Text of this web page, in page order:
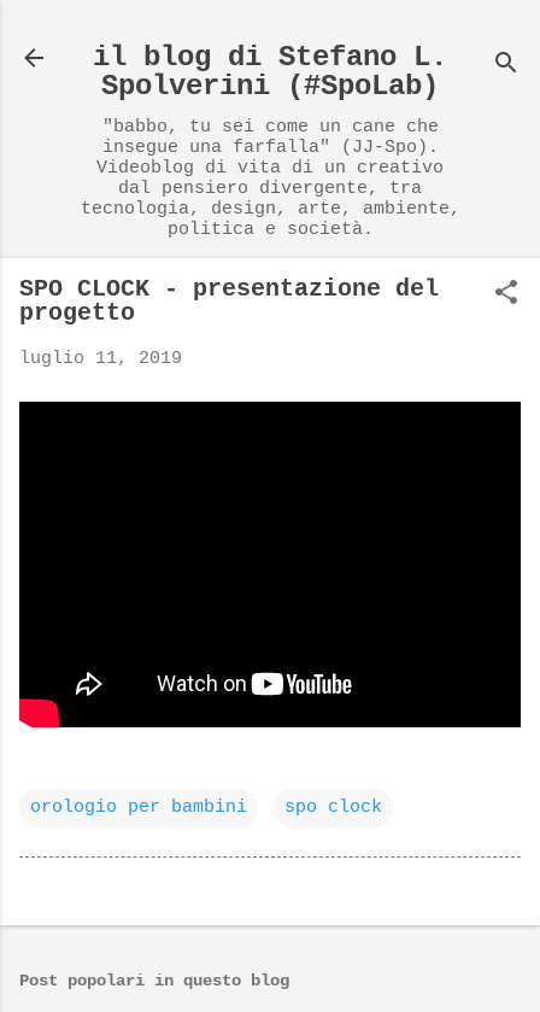
il blog di Stefano L.
Spolverini (#SpoLab)
"babbo, tu sei come un cane che
insegue una farfalla" (JJ-Spo).
Videoblog di vita di un creativo
dal pensiero divergente, tra
tecnologia, design, arte, ambiente,
politica e società.
SPO CLOCK - presentazione del
progetto
luglio 11, 2019
orologio per bambini spo clock
Post popolari in questo blog